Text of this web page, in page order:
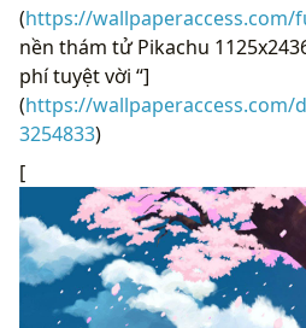
(https://wallpaperaccess.com/
nền thám tử Pikachu
phí tuyệt vời “]
(https://wallpaperaccess.com/
3254833)
[